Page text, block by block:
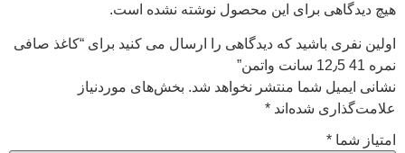
هیچ دیدگاهی برای این محصول نوشته نشده است.
اولین نفری باشید که دیدگاهی را ارسال می کنید برای “کاغذ صافی
نمره 41 12٫5 سانت واتمن”
نشانی ایمیل شما منتشر نخواهد شد. بخش‌های موردنیاز
علامت‌گذاری شده‌اند *
امتیاز شما *